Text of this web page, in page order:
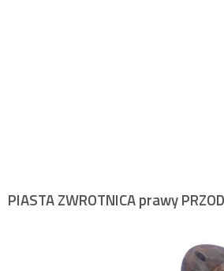
PIASTA ZWROTNICA prawy